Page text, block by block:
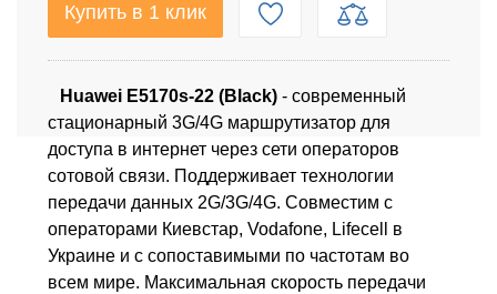
Купить в 1 клик
Huawei E5170s-22 (Black)- современный
стационарный 3G/4G маршрутизатор для
доступа в интернет через сети операторов
сотовой связи. Поддерживает технологии
передачи данных 2G/3G/4G. Совместим с
операторами Киевстар, Vodafone, Lifecell в
Украине и с сопоставимыми по частотам во
всем мире. Максимальная скорость передачи